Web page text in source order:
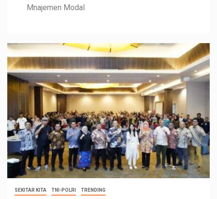
Mnajemen Modal
SEKITAR KITA TNI-POLRI TRENDING